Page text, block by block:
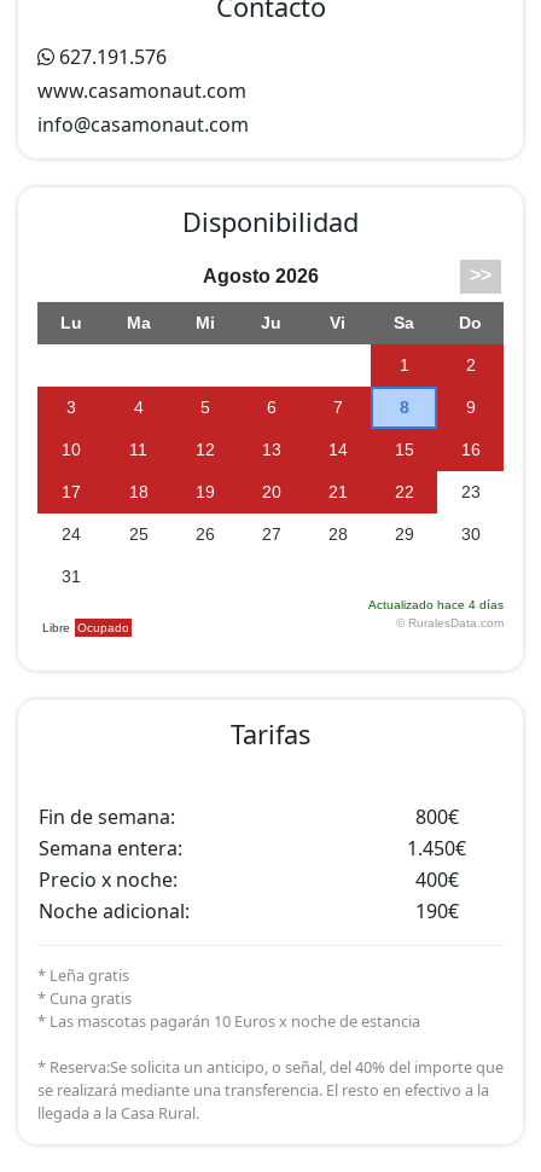
627.191.576
www.casamonaut.com
info@casamonaut.com
Disponibilidad
Tarifas
Fin de semana:
800€
Semana entera:
1.450€
Precio x noche:
400€
Noche adicional:
190€
* Leña gratis
* Cuna gratis
* Las mascotas pagarán 10 Euros x noche de estancia
* Reserva:Se solicita un anticipo, o señal, del 40% del importe que
se realizará mediante una transferencia. El resto en efectivo a la
llegada a la Casa Rural.